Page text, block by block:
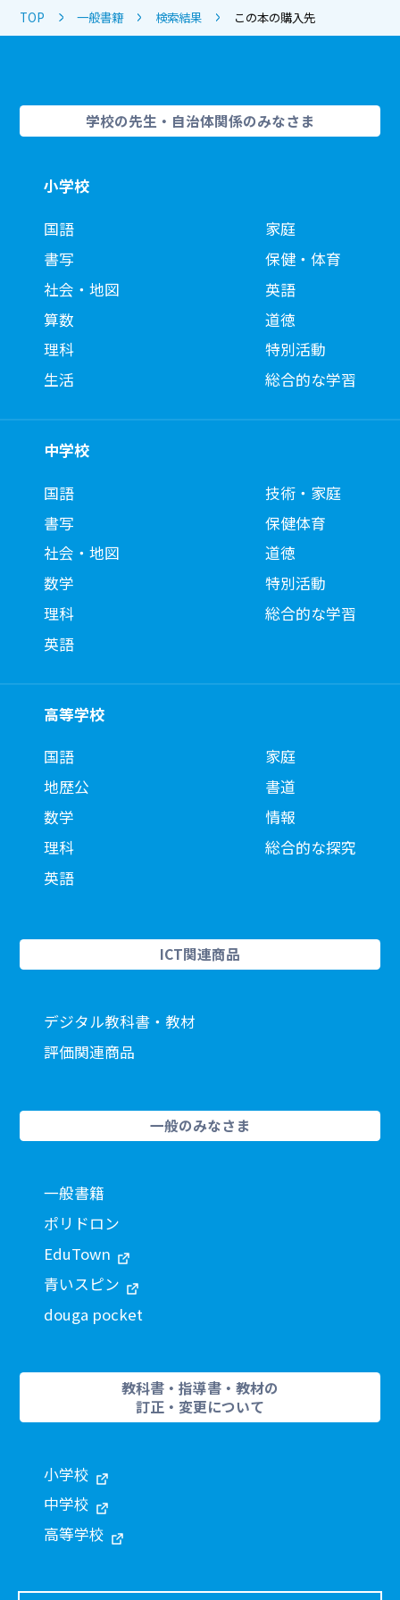
TOP 一般書籍 検索結果 この本の購入先
学校の先生・自治体関係のみなさま
小学校
国語
書写
社会・地図
算数
理科
生活
家庭
保健・体育
英語
道徳
特別活動
総合的な学習
中学校
国語
書写
社会・地図
数学
理科
英語
技術・家庭
保健体育
道徳
特別活動
総合的な学習
高等学校
国語
地歴公
数学
理科
英語
家庭
書道
情報
総合的な探究
ICT関連商品
デジタル教科書・教材
評価関連商品
一般のみなさま
一般書籍
ポリドロン
EduTown
青いスピン
douga pocket
教科書・指導書・教材の
訂正・変更について
小学校
中学校
高等学校